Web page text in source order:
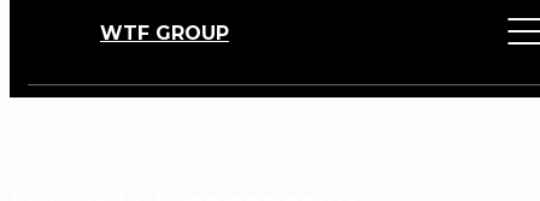
WTF GROUP